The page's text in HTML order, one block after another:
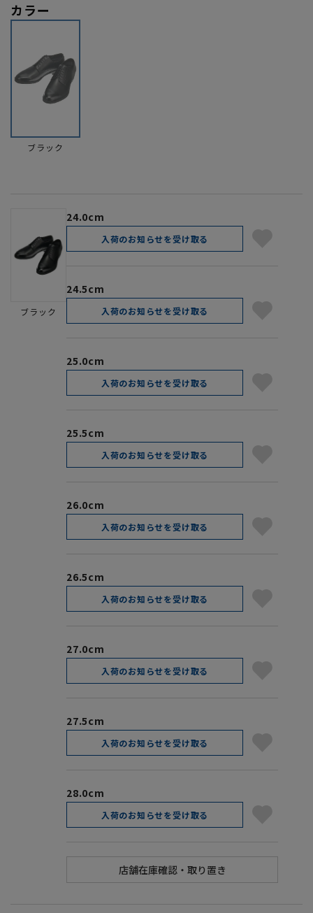
カラー
ブラック
ブラック
24.0cm
入荷のお知らせを受け取る
24.5cm
入荷のお知らせを受け取る
25.0cm
入荷のお知らせを受け取る
25.5cm
入荷のお知らせを受け取る
26.0cm
入荷のお知らせを受け取る
26.5cm
入荷のお知らせを受け取る
27.0cm
入荷のお知らせを受け取る
27.5cm
入荷のお知らせを受け取る
28.0cm
入荷のお知らせを受け取る